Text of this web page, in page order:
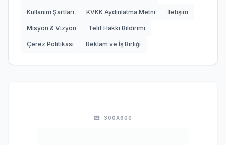
Kullanım Şartları KVKK Aydınlatma Metni İletişim
Misyon & Vizyon Telif Hakkı Bildirimi
Çerez Politikası Reklam ve İş Birliği
300X600